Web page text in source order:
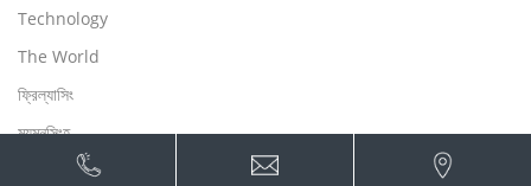
Technology
The World
ফ্রিল্যাসিং
ময়মনসিংহ